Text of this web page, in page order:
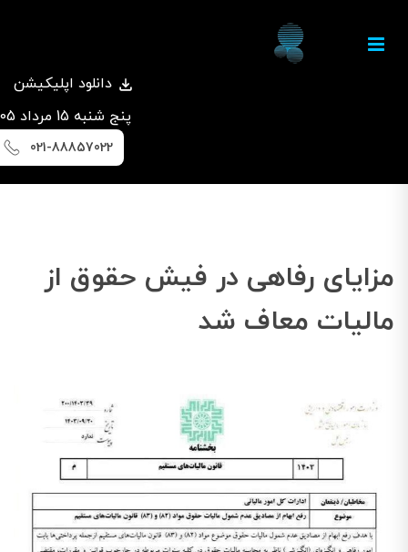
دانلود اپلیکیشن
پنج شنبه 15 مرداد 1405
021-88857022
مزایای رفاهی در فیش حقوق از
مالیات معاف شد